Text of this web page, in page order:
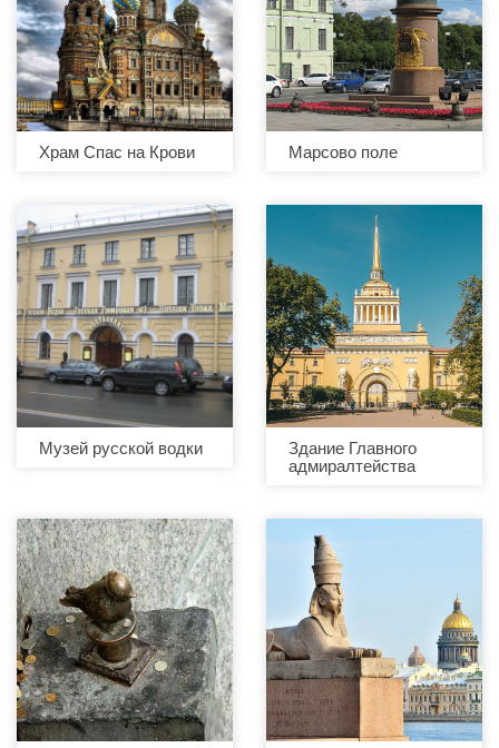
Храм Спас на Крови Марсово поле
Музей русской водки Здание Главного
адмиралтейства